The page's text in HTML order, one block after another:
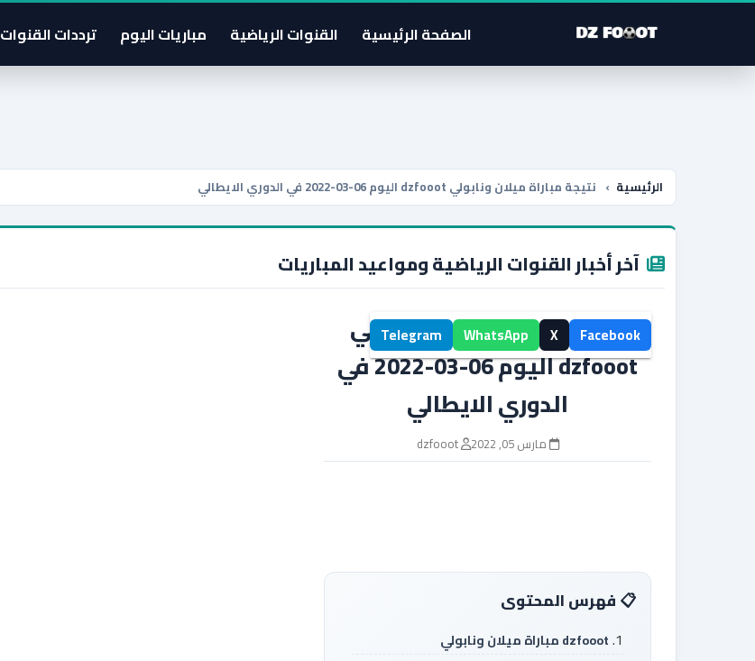
الصفحة الرئيسية القنوات الرياضية مباريات اليوم ترددات القنوات
الرئيسية › نتيجة مباراة ميلان ونابولي dzfooot اليوم 06-03-2022 في الدوري الايطالي
آخر أخبار القنوات الرياضية ومواعيد المباريات
نتيجة مباراة ميلان ونابولي
dzfooot اليوم 06-03-2022 في
الدوري الايطالي
مارس 05, 2022 dzfooot
فهرس المحتوى
dzfooot مباراة ميلان ونابولي
Facebook
X
WhatsApp
Telegram